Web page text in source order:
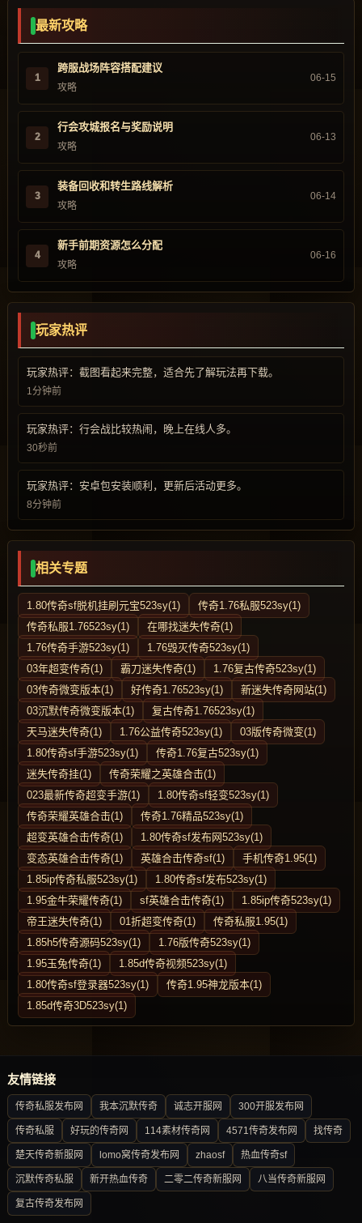
最新攻略
1
跨服战场阵容搭配建议
攻略
06-15
2
行会攻城报名与奖励说明
攻略
06-13
3
装备回收和转生路线解析
攻略
06-14
4
新手前期资源怎么分配
攻略
06-16
玩家热评
玩家热评：截图看起来完整，适合先了解玩法再下载。
1分钟前
玩家热评：行会战比较热闹，晚上在线人多。
30秒前
玩家热评：安卓包安装顺利，更新后活动更多。
8分钟前
相关专题
1.80传奇sf脱机挂刷元宝523sy(1)
传奇1.76私服523sy(1)
传奇私服1.76523sy(1)
在哪找迷失传奇(1)
1.76传奇手游523sy(1)
1.76毁灭传奇523sy(1)
03年超变传奇(1)
霸刀迷失传奇(1)
1.76复古传奇523sy(1)
03传奇微变版本(1)
好传奇1.76523sy(1)
新迷失传奇网站(1)
03沉默传奇微变版本(1)
复古传奇1.76523sy(1)
天马迷失传奇(1)
1.76公益传奇523sy(1)
03版传奇微变(1)
1.80传奇sf手游523sy(1)
传奇1.76复古523sy(1)
迷失传奇挂(1)
传奇荣耀之英雄合击(1)
023最新传奇超变手游(1)
1.80传奇sf轻变523sy(1)
传奇荣耀英雄合击(1)
传奇1.76精品523sy(1)
超变英雄合击传奇(1)
1.80传奇sf发布网523sy(1)
变态英雄合击传奇(1)
英雄合击传奇sf(1)
手机传奇1.95(1)
1.85ip传奇私服523sy(1)
1.80传奇sf发布523sy(1)
1.95金牛荣耀传奇(1)
sf英雄合击传奇(1)
1.85ip传奇523sy(1)
帝王迷失传奇(1)
01折超变传奇(1)
传奇私服1.95(1)
1.85h5传奇源码523sy(1)
1.76版传奇523sy(1)
1.95玉兔传奇(1)
1.85d传奇视频523sy(1)
1.80传奇sf登录器523sy(1)
传奇1.95神龙版本(1)
1.85d传奇3D523sy(1)
友情链接
传奇私服发布网 我本沉默传奇 诚志开服网 300开服发布网
传奇私服 好玩的传奇网 114素材传奇网 4571传奇发布网 找传奇
楚天传奇新服网 lomo窝传奇发布网 zhaosf 热血传奇sf
沉默传奇私服 新开热血传奇 二零二传奇新服网 八当传奇新服网
复古传奇发布网